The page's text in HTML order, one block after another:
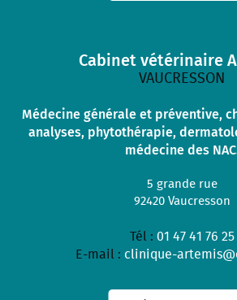
Cabinet vétérinaire
VAUCRESSON
Médecine générale et préventive,
analyses, phytothérapie,
médecine des
5 grande rue
92420Vaucresson
Tél : 01 47 41 76 25
E-mail : clinique-